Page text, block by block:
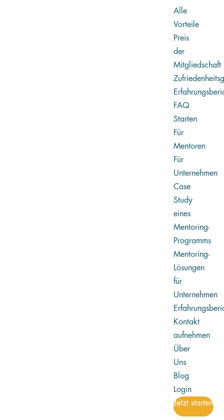
Alle
Vorteile
Preis
der
Mitgliedschaft
FAQ
Starten
Für
Mentoren
Für
Unternehmen
Case
Study
eines
Mentoring-
Programms
Mentoring-
Lösungen
für
Unternehmen
Kontakt
aufnehmen
Über
Uns
Blog
Login
Jetzt starten